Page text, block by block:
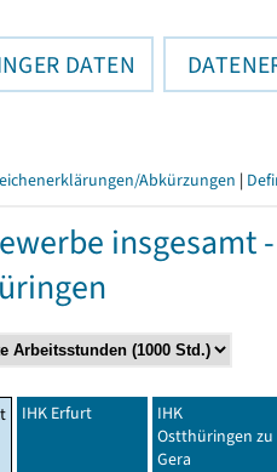
DATEN
Abkürzungen |
insgesamt
IHK Erfurt
IHK
Ostthüringen zu
Gera